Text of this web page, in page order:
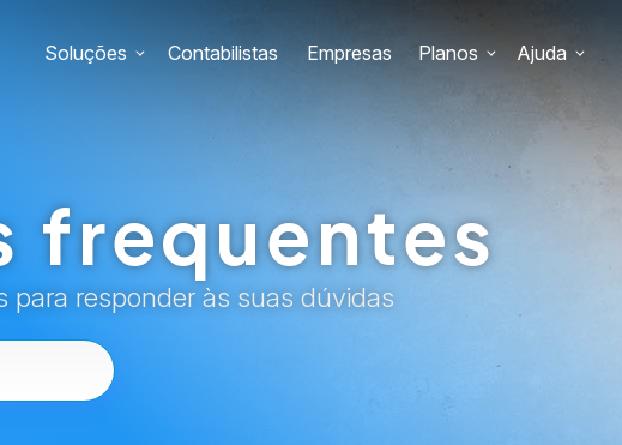
Soluções Contabilistas Empresas Planos Ajuda
frequentes
responder às suas dúvidas